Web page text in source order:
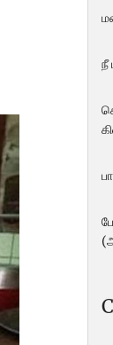
நீ